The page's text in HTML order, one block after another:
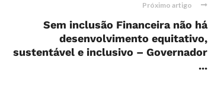
Próximo artigo
Sem inclusão Financeira não há
desenvolvimento equitativo,
sustentável e inclusivo – Governador
...